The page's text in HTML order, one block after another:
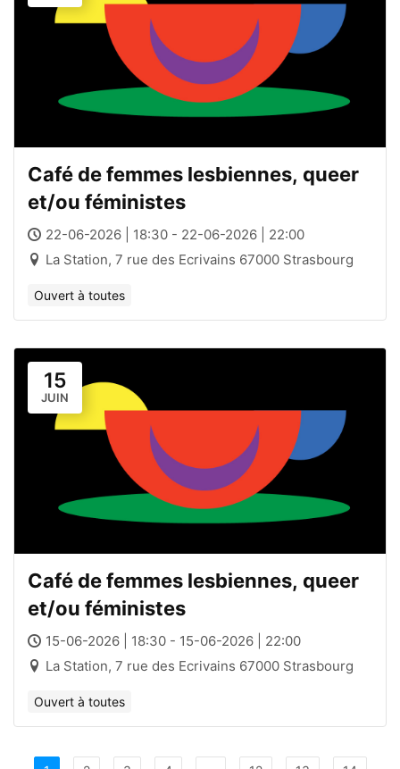
Café de femmes lesbiennes, queer
et/ou féministes
22-06-2026 | 18:30 - 22-06-2026 | 22:00
La Station, 7 rue des Ecrivains 67000 Strasbourg
Ouvert à toutes
15
JUIN
Café de femmes lesbiennes, queer
et/ou féministes
15-06-2026 | 18:30 - 15-06-2026 | 22:00
La Station, 7 rue des Ecrivains 67000 Strasbourg
Ouvert à toutes